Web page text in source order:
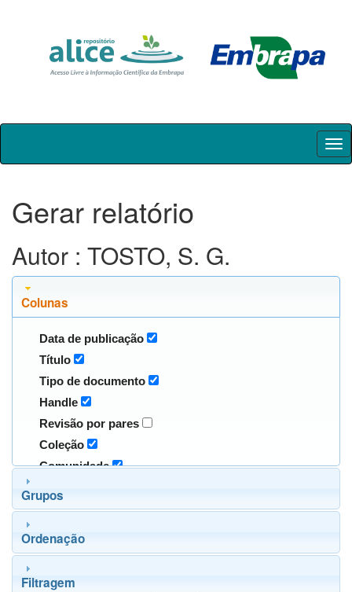
Skip
Gerar relatório
Autor : TOSTO, S. G.
Colunas
Data de publicação
Título
Tipo de documento
Handle
Revisão por pares
Coleção
Comunidade
Grupos
Ordenação
Filtragem